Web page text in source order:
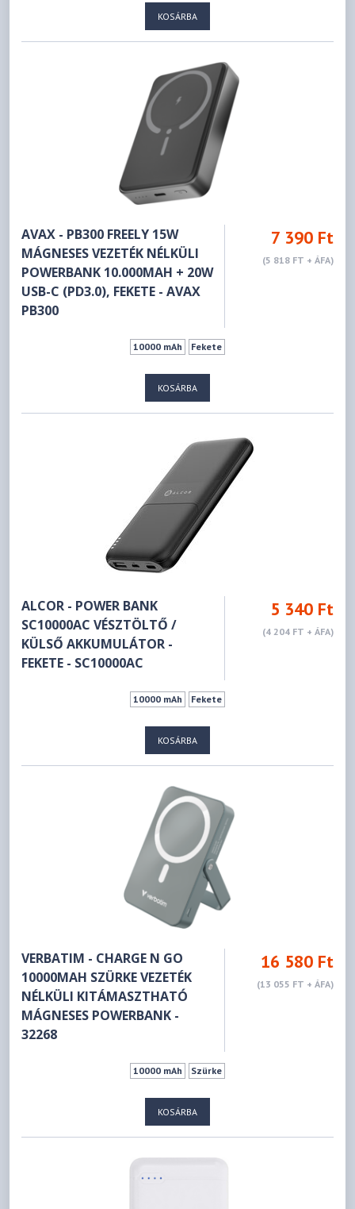
KOSÁRBA
AVAX - PB300 FREELY 15W
MÁGNESES VEZETÉK NÉLKÜLI
POWERBANK 10.000MAH + 20W
USB-C (PD3.0), FEKETE - AVAX
PB300
7 390 Ft
(5 818 FT + ÁFA)
10000 mAh Fekete
KOSÁRBA
ALCOR - POWER BANK
SC10000AC VÉSZTÖLTŐ /
KÜLSŐ AKKUMULÁTOR -
FEKETE - SC10000AC
5 340 Ft
(4 204 FT + ÁFA)
10000 mAh Fekete
KOSÁRBA
VERBATIM - CHARGE N GO
10000MAH SZÜRKE VEZETÉK
NÉLKÜLI KITÁMASZTHATÓ
MÁGNESES POWERBANK -
32268
16 580 Ft
(13 055 FT + ÁFA)
10000 mAh Szürke
KOSÁRBA